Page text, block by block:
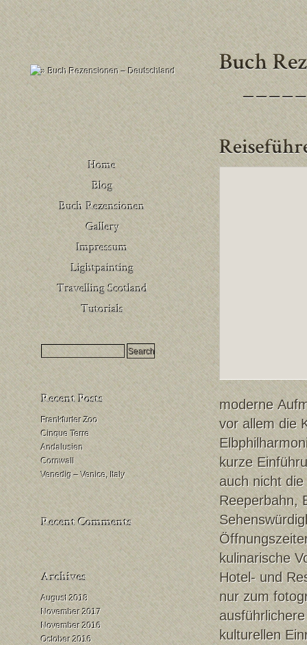
Buch Rezensionen
– Deutschland
Buch Rezensionen
– United Kingdom
Venedig
HDR
Milchstraßenfotografie
Mondfinsternis
fotografieren
Frankfurter Zoo
Cinque Terre
Andalusien
Cornwall
Venedig – Venice, Italy
August 2018
November 2017
November 2016
October 2016
moderne
vor allem die
kurze
auch nicht
Reeperbahn,
kulinarische
Hotel- und
nur zum
kulturellen